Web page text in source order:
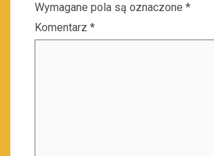
Wymagane pola są oznaczone *
Komentarz *